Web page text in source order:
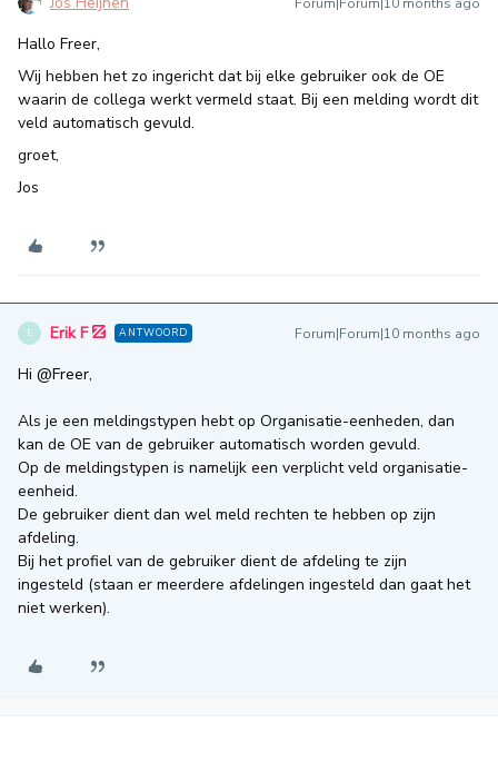
Hallo Freer,
Wij hebben het zo ingericht dat bij elke gebruiker ook de OE
waarin de collega werkt vermeld staat. Bij een melding wordt dit
veld automatisch gevuld.
groet,
Jos
E Erik F ANTWOORD Forum|Forum|10 months ago
Hi ​ @Freer,
Als je een meldingstypen hebt op Organisatie-eenheden, dan
kan de OE van de gebruiker automatisch worden gevuld.
Op de meldingstypen is namelijk een verplicht veld organisatie-
eenheid.
De gebruiker dient dan wel meld rechten te hebben op zijn
afdeling.
Bij het profiel van de gebruiker dient de afdeling te zijn
ingesteld (staan er meerdere afdelingen ingesteld dan gaat het
niet werken).